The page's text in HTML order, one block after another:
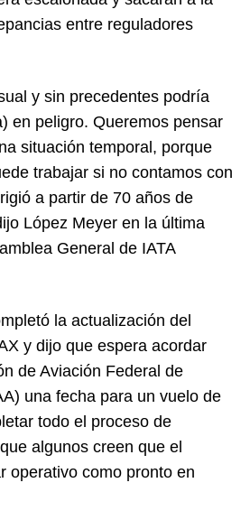
entre reguladores
y sin precedentes podría
en peligro. Queremos pensar
situación temporal, porque
trabajar si no contamos con
a partir de 70 años de
López Meyer en la última
General de IATA
la actualización del
y dijo que espera acordar
de Aviación Federal de
una fecha para un vuelo de
todo el proceso de
algunos creen que el
operativo como pronto en